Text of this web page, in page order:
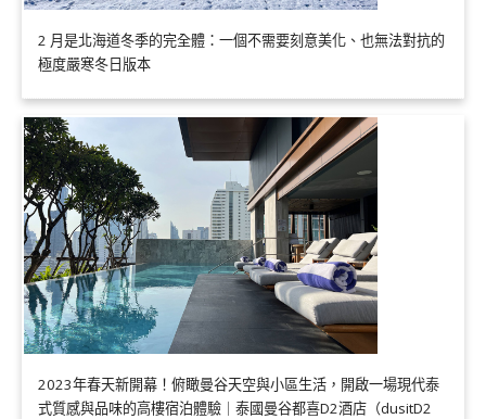
2 月是北海道冬季的完全體：一個不需要刻意美化、也無法對抗的
極度嚴寒冬日版本
2023年春天新開幕！俯瞰曼谷天空與小區生活，開啟一場現代泰
式質感與品味的高樓宿泊體驗｜泰國曼谷都喜D2酒店（dusitD2